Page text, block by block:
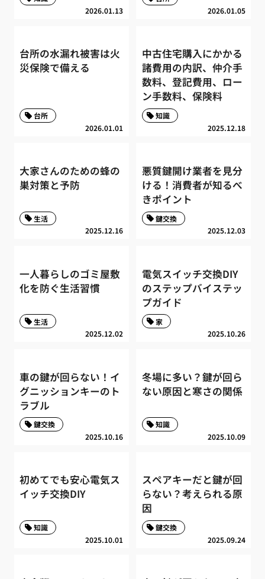
2026.01.13 2026.01.05
台所の水漏れ被害は火
災保険で備える
2026.01.01
台所
中古住宅購入にかかる
諸費用の内訳、仲介手
数料、登記費用、ロー
ン手数料、保険料
2025.12.18
知識
大家さんのための蜂の
巣対策と予防
2025.12.16
生活
悪質鍵開け業者を見分
ける！消費者が知るべ
きポイント
2025.12.03
鍵交換
一人暮らしのゴミ屋敷
化を防ぐ生活習慣
2025.12.02
生活
電気スイッチ交換DIY
のステップバイステッ
プガイド
2025.10.26
家
車の鍵が回らない！イ
グニッションキーのト
ラブル
2025.10.16
鍵交換
冬場に多い？鍵が回ら
ない原因と寒さの関係
2025.10.09
知識
初めてでも安心電気ス
イッチ交換DIY
2025.10.01
知識
スペアキーだと鍵が回
らない？考えられる原
因
2025.09.24
鍵交換